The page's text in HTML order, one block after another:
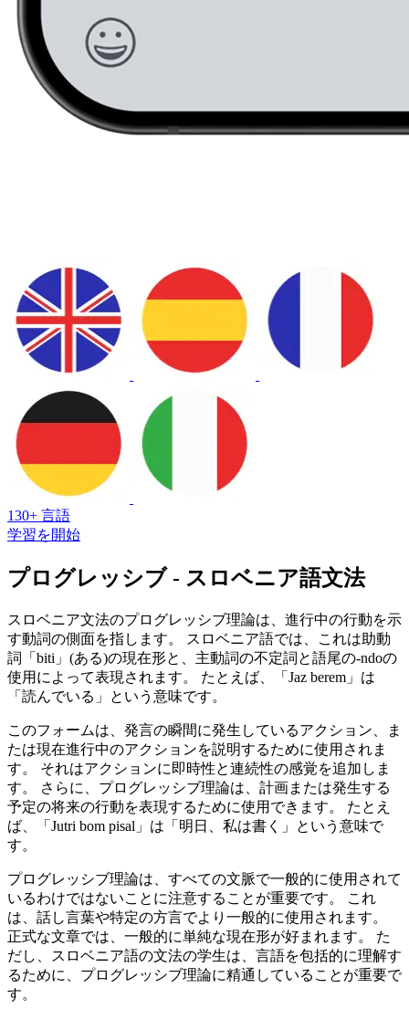
130+ 言語
学習を開始
プログレッシブ - スロベニア語文法
スロベニア文法のプログレッシブ理論は、進行中の行動を示
す動詞の側面を指します。 スロベニア語では、これは助動
詞「biti」(ある)の現在形と、主動詞の不定詞と語尾の-ndoの
使用によって表現されます。 たとえば、「Jaz berem」は
「読んでいる」という意味です。
このフォームは、発言の瞬間に発生しているアクション、ま
たは現在進行中のアクションを説明するために使用されま
す。 それはアクションに即時性と連続性の感覚を追加しま
す。 さらに、プログレッシブ理論は、計画または発生する
予定の将来の行動を表現するために使用できます。 たとえ
ば、「Jutri bom pisal」は「明日、私は書く」という意味で
す。
プログレッシブ理論は、すべての文脈で一般的に使用されて
いるわけではないことに注意することが重要です。 これ
は、話し言葉や特定の方言でより一般的に使用されます。
正式な文章では、一般的に単純な現在形が好まれます。 た
だし、スロベニア語の文法の学生は、言語を包括的に理解す
るために、プログレッシブ理論に精通していることが重要で
す。